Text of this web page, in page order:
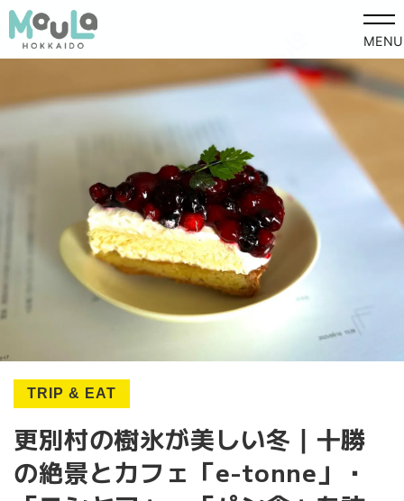
MENU
TRIP & EAT
更別村の樹氷が美しい冬｜十勝
の絶景とカフェ「e-tonne」・